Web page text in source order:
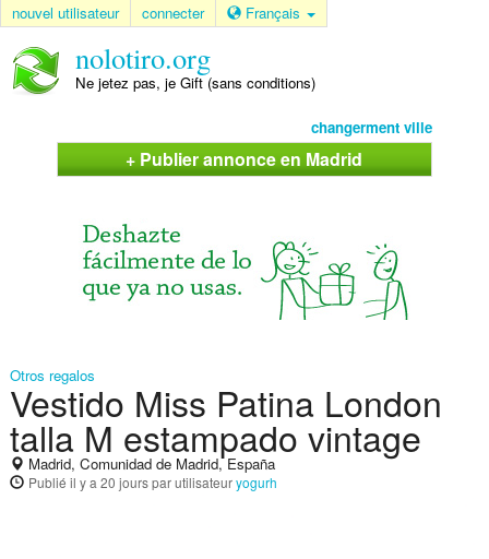
nouvel utilisateur connecter Français
nolotiro.org
Ne jetez pas, je Gift (sans conditions)
changerment ville
+ Publier annonce en Madrid
Otros regalos
Vestido Miss Patina London
talla M estampado vintage
Madrid, Comunidad de Madrid, España
Publié il y a 20 jourspar utilisateuryogurh